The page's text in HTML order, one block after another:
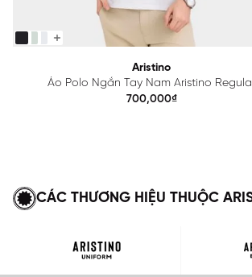
Aristino
Áo Polo Ngắn Tay Nam Aristino
APS615EDP01
700,000₫
CÁC THƯƠNG HIỆU THUỘC